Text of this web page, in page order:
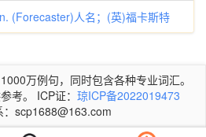
人名；(英)福卡斯特
万例句，同时包含各种专业词汇。
考。 ICP证： 琼ICP备2022019473
scp1688@163.com